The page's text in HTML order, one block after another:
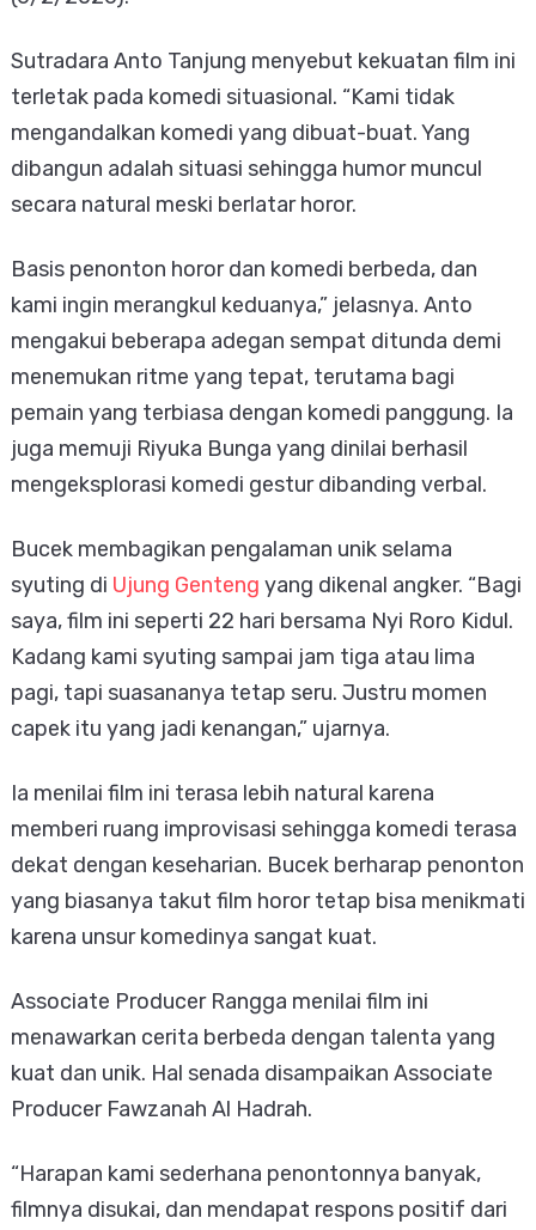
Sutradara Anto Tanjung menyebut kekuatan film ini
terletak pada komedi situasional. “Kami tidak
mengandalkan komedi yang dibuat-buat. Yang
dibangun adalah situasi sehingga humor muncul
secara natural meski berlatar horor.
Basis penonton horor dan komedi berbeda, dan
kami ingin merangkul keduanya,” jelasnya. Anto
mengakui beberapa adegan sempat ditunda demi
menemukan ritme yang tepat, terutama bagi
pemain yang terbiasa dengan komedi panggung. Ia
juga memuji Riyuka Bunga yang dinilai berhasil
mengeksplorasi komedi gestur dibanding verbal.
Bucek membagikan pengalaman unik selama
syuting di Ujung Genteng yang dikenal angker. “Bagi
saya, film ini seperti 22 hari bersama Nyi Roro Kidul.
Kadang kami syuting sampai jam tiga atau lima
pagi, tapi suasananya tetap seru. Justru momen
capek itu yang jadi kenangan,” ujarnya.
Ia menilai film ini terasa lebih natural karena
memberi ruang improvisasi sehingga komedi terasa
dekat dengan keseharian. Bucek berharap penonton
yang biasanya takut film horor tetap bisa menikmati
karena unsur komedinya sangat kuat.
Associate Producer Rangga menilai film ini
menawarkan cerita berbeda dengan talenta yang
kuat dan unik. Hal senada disampaikan Associate
Producer Fawzanah Al Hadrah.
“Harapan kami sederhana penontonnya banyak,
filmnya disukai, dan mendapat respons positif dari